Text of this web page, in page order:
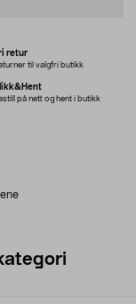
retur
til valgfri butikk
på nett og hent i butikk